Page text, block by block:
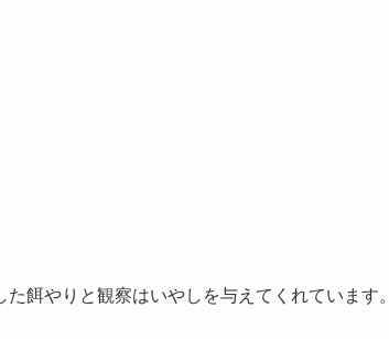
餌やりと観察はいやしを与えてくれています。